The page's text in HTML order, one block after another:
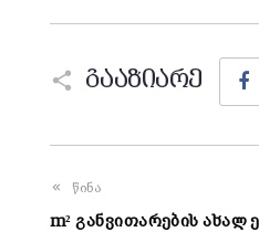
გააზიარე
წინა
m² განვითარების ახალ